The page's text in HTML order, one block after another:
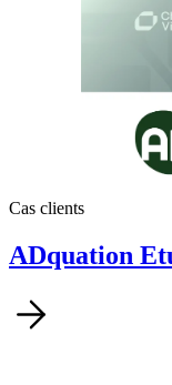
Cas clients
ADquation